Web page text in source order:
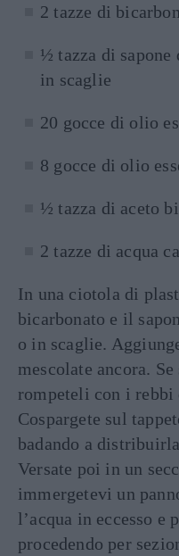
2 tazze di
½ tazza di
in scaglie
20 gocce di olio
8 gocce di olio
½ tazza di aceto
2 tazze di acqua
In una ciotola di
bicarbonato e il
o in scaglie.
mescolate ancora.
rompeteli con i rebbi
Cospargete sul
badando a
Versate poi in un
immergetevi un
l’acqua in eccesso e
procedendo per